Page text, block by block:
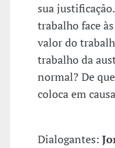
sua
trabalho face
valor do
trabalho da
normal? De
coloca em
Dialogantes: